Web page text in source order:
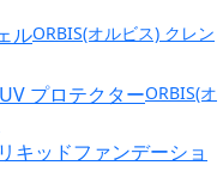
ORBIS(オルビス) クレン
ORBIS(オ